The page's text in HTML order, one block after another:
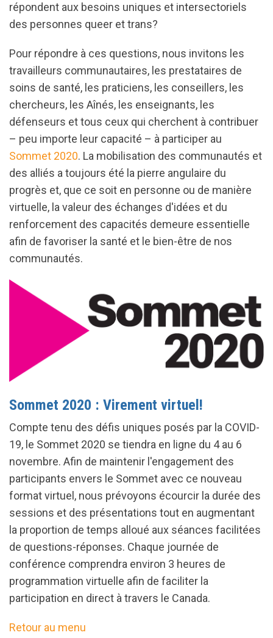
répondent aux besoins uniques et intersectoriels
des personnes queer et trans?
Pour répondre à ces questions, nous invitons les
travailleurs communautaires, les prestataires de
soins de santé, les praticiens, les conseillers, les
chercheurs, les Aînés, les enseignants, les
défenseurs et tous ceux qui cherchent à contribuer
– peu importe leur capacité – à participer au
Sommet 2020. La mobilisation des communautés et
des alliés a toujours été la pierre angulaire du
progrès et, que ce soit en personne ou de manière
virtuelle, la valeur des échanges d'idées et du
renforcement des capacités demeure essentielle
afin de favoriser la santé et le bien-être de nos
communautés.
Sommet 2020 : Virement virtuel!
Compte tenu des défis uniques posés par la COVID-
19, le Sommet 2020 se tiendra en ligne du 4 au 6
novembre. Afin de maintenir l'engagement des
participants envers le Sommet avec ce nouveau
format virtuel, nous prévoyons écourcir la durée des
sessions et des présentations tout en augmentant
la proportion de temps alloué aux séances facilitées
de questions-réponses. Chaque journée de
conférence comprendra environ 3 heures de
programmation virtuelle afin de faciliter la
participation en direct à travers le Canada.
Retour au menu